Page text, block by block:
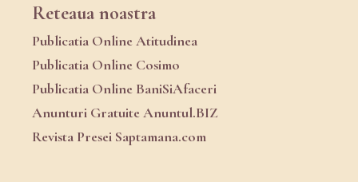
Reteaua noastra
Publicatia Online Atitudinea
Publicatia Online Cosimo
Publicatia Online BaniSiAfaceri
Anunturi Gratuite Anuntul.BIZ
Revista Presei Saptamana.com